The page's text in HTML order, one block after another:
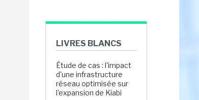
LIVRES BLANCS
Étude de cas : l'impact
d'une infrastructure
réseau optimisée sur
l'expansion de Kiabi